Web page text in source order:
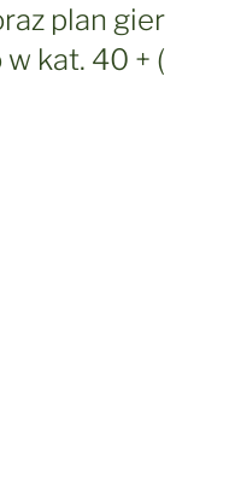
plan gier
kat. 40 + (